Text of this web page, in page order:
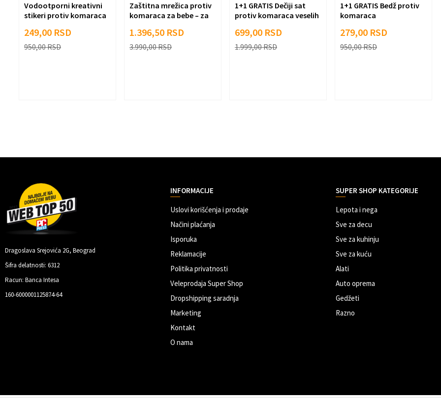
Vodootporni kreativni
stikeri protiv komaraca
249,00 RSD
950,00RSD
Zaštitna mrežica protiv
komaraca za bebe – za
kolevku
1.396,50 RSD
3.990,00RSD
1+1 GRATIS Dečiji sat
protiv komaraca veselih
699,00 RSD
1.999,00RSD
1+1 GRATIS Bedž protiv
komaraca
279,00 RSD
950,00RSD
Dragoslava Srejovića 2G, Beograd
Šifra delatnosti: 6312
Racun: Banca Intesa
160-6000001125874-64
INFORMACIJE
Uslovi korišćenja i prodaje
Načini plaćanja
Isporuka
Reklamacije
Politika privatnosti
Veleprodaja Super Shop
Dropshipping saradnja
Marketing
Kontakt
O nama
SUPER SHOP KATEGORIJE
Lepota i nega
Sve za decu
Sve za kuhinju
Sve za kuću
Alati
Auto oprema
Gedžeti
Razno